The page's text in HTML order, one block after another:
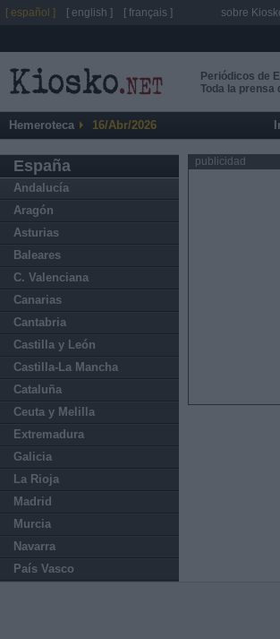
Periódicos de
Toda la prensa
Hemeroteca 16/Abr/2026
España
Andalucía
Aragón
Asturias
Baleares
C. Valenciana
Canarias
Cantabria
Castilla y León
Castilla-La Mancha
Cataluña
Ceuta y Melilla
Extremadura
Galicia
La Rioja
Madrid
Murcia
Navarra
País Vasco
publicidad
[ español ] [ english ] [ français ] sobre